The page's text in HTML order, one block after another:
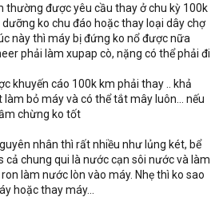
thường được yêu cầu thay ở chu kỳ 100k
ko chu đáo hoặc thay loại dây chợ
này thì máy bị đứng ko nổ được nữa
phải làm xupap cò, nặng có thể phải đi
khuyến cáo 100k km phải thay .. khả
làm bỏ máy và có thể tắt mây luôn... nếu
chừng ko tốt
nhân thì rất nhiều như lủng két, bể
cả chung qui là nước cạn sôi nước và làm
làm nước lòn vào máy. Nhẹ thì ko sao
hoặc thay máy...